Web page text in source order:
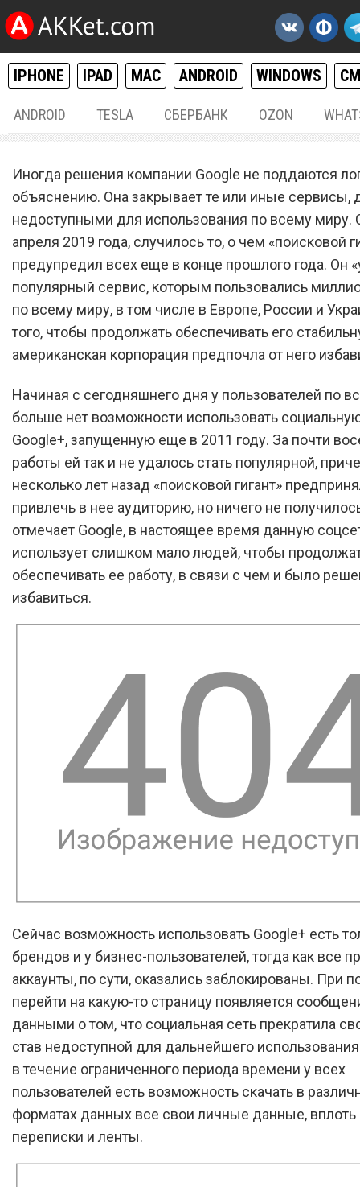
IPHONE IPAD MAC ANDROID WINDOWS
ANDROID TESLA СБЕРБАНК OZON
Google «убила»
сервис, которым
миллионы людей
Иногда решения компании Google не поддаются
объяснению. Она закрывает те или иные сервисы,
недоступными для использования по всему миру.
апреля 2019 года, случилось то, о чем «поисковой
предупредил всех еще в конце прошлого года. Он
популярный сервис, которым пользовались
по всему миру, в том числе в Европе, России и
того, чтобы продолжать обеспечивать его
американская корпорация предпочла от него
Начиная с сегодняшнего дня у пользователей по
больше нет возможности использовать
Google+, запущенную еще в 2011 году. За почти
работы ей так и не удалось стать популярной,
несколько лет назад «поисковой гигант»
привлечь в нее аудиторию, но ничего не
отмечает Google, в настоящее время данную
использует слишком мало людей, чтобы
обеспечивать ее работу, в связи с чем и было
избавиться.
Сейчас возможность использовать Google+ есть
брендов и у бизнес-пользователей, тогда как все
аккаунты, по сути, оказались заблокированы. При
перейти на какую-то страницу появляется
данными о том, что социальная сеть прекратила
став недоступной для дальнейшего
в течение ограниченного периода времени у всех
пользователей есть возможность скачать в
форматах данных все свои личные данные, вплоть
переписки и ленты.